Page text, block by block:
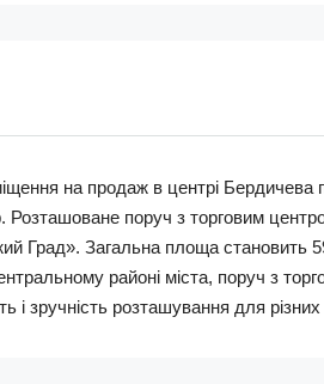
на продаж в центрі
Розташоване поруч з торговим
Град». Загальна площа становить
районі міста, поруч з
і зручність розташування для різних